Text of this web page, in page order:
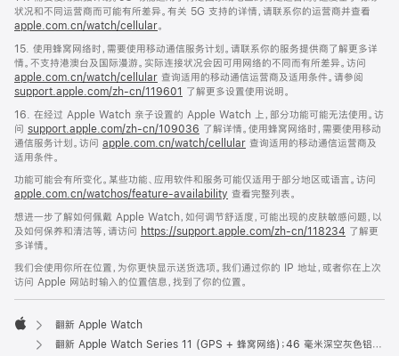
状况和不同运营商而可能有所差异。有关 5G 支持的详情，请联系你的运营商并查看
apple.com.cn/watch/cellular。
15. 使用蜂窝网络时，需要使用移动通信服务计划。请联系你的服务提供商了解更多详
情。不支持港澳台及国际漫游。实际连接状况会因可用网络的不同而有所差异。访问
apple.com.cn/watch/cellular 查询适用的移动通信运营商及适用条件。请参阅
support.apple.com/zh-cn/119601
了解更多设置使用说明。
16. 在经过 Apple Watch 亲子设置的 Apple Watch 上，部分功能可能无法使用。访
问 support.apple.com/zh-cn/109036 了解详情。使用蜂窝网络时，需要使用移动
通信服务计划。访问 apple.com.cn/watch/cellular 查询适用的移动通信运营商及
适用条件。
功能可能会有所变化。某些功能、应用软件和服务可能仅适用于部分地区或语言。访问
apple.com.cn/watchos/feature-availability 查看完整列表。
想进一步了解如何佩戴 Apple Watch，如何调节舒适度，可能出现的皮肤敏感问题，以
及如何保养和清洁等，请访问 https://support.apple.com/zh-cn/118234 了解更
多详情。
我们会使用你所在位置，为你更快显示送货选项。我们通过你的 IP 地址，或者你在上次
访问 Apple 网站时输入的位置信息，找到了你的位置。
Apple
翻新 Apple Watch
翻新 Apple Watch Series 11 (GPS + 蜂窝网络)；46 毫米深空灰色铝金属表壳；黑色运动型表带 (M/L 号)